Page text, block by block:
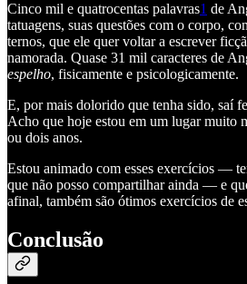
Cinco mil e quatrocentas palavras1 de
tatuagens, suas questões com o corpo,
ternos, que ele quer voltar a escrever
namorada. Quase 31 mil caracteres de
espelho, fisicamente e psicologicamente.
E, por mais dolorido que tenha sido, saí
Acho que hoje estou em um lugar muito
ou dois anos.
Estou animado com esses exercícios —
que não posso compartilhar ainda — e
afinal, também são ótimos exercícios de
Conclusão